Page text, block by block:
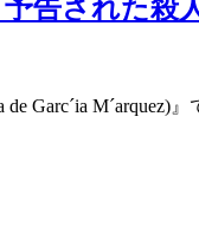
告された殺
M´arquez)